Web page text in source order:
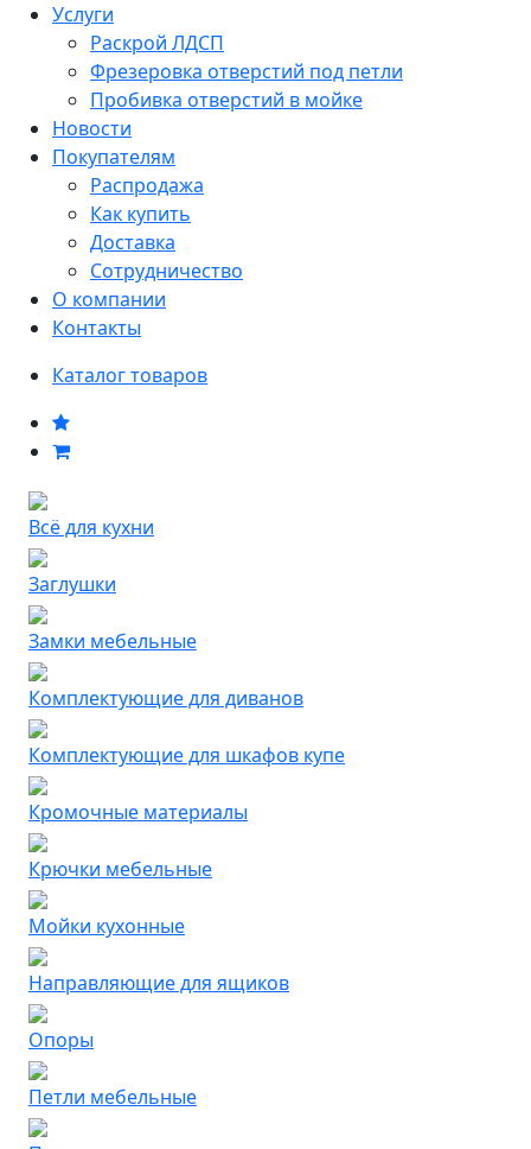
Услуги
Раскрой ЛДСП
Фрезеровка отверстий под петли
Пробивка отверстий в мойке
Новости
Покупателям
Распродажа
Как купить
Доставка
Сотрудничество
О компании
Контакты
Каталог товаров
Всё для кухни
Заглушки
Замки мебельные
Комплектующие для диванов
Комплектующие для шкафов купе
Кромочные материалы
Крючки мебельные
Мойки кухонные
Направляющие для ящиков
Опоры
Петли мебельные